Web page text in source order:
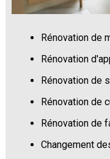
Rénovation de
Rénovation
Rénovation de
Rénovation de
Rénovation de
Changement